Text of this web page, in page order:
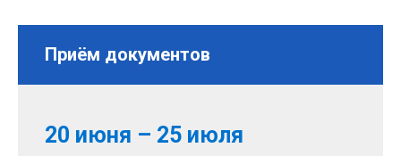
Приём документов
20 июня – 25 июля